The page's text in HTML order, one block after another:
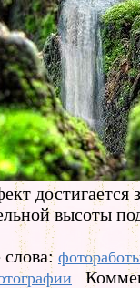
достигается
высоты